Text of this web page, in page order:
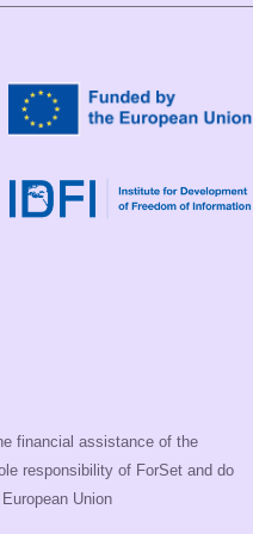
financial assistance of the
responsibility of ForSet and do
Union